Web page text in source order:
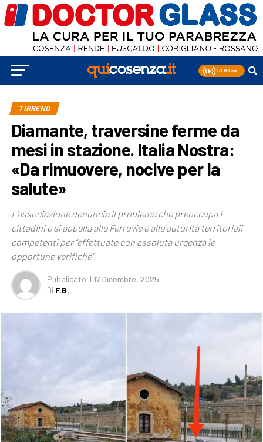
TIRRENO
Diamante, traversine ferme da
mesi in stazione. Italia Nostra:
«Da rimuovere, nocive per la
salute»
L’associazione denuncia il problema che preoccupa i
cittadini e si appella alle Ferrovie e alle autorità territoriali
competenti per “effettuate con assoluta urgenza le
opportune verifiche”
Pubblicato il 17 Dicembre, 2025
Di F.B.